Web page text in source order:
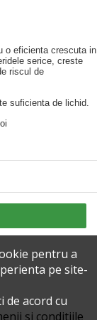
o eficienta crescuta in
serice, creste
riscul de
suficienta de lichid.
pentru a
pe site-
de acord cu
si conditiile